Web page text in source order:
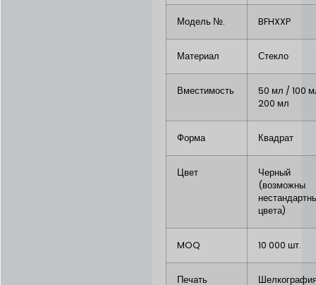
Модель №. BFHXXP
Материал Стекло
Вместимость
50 мл / 100
200 мл
Форма Квадрат
Цвет
Черный
(возможны
цвета)
MOQ 10 000 шт.
Печать